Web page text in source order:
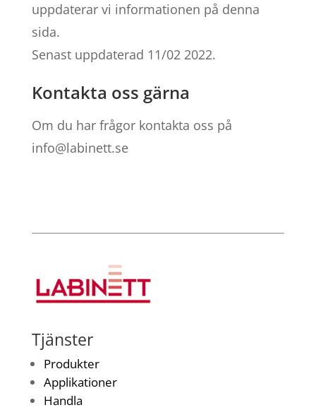
uppdaterar vi informationen på denna
sida.
Senast uppdaterad 11/02 2022.
Kontakta oss gärna
Om du har frågor kontakta oss på
info@labinett.se
Tjänster
Produkter
Applikationer
Handla